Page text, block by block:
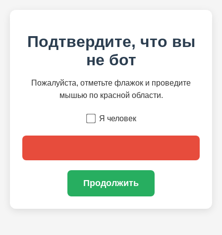
Подтвердите, что вы
не бот
Пожалуйста, отметьте флажок и проведите
мышью по красной области.
Я человек
Продолжить